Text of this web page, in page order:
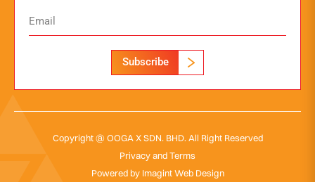
Subscribe
Copyright @ OOGA X SDN. BHD. All Right Reserved
Privacy and Terms
Powered by Imagint Web Design